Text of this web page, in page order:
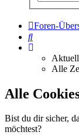
Foren-
Suche
Alle
Alle
Bist du dir sicher,
möchtest?